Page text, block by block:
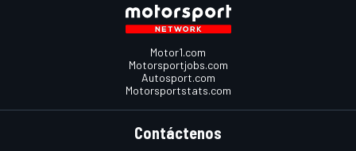
Motor1.com
Motorsportjobs.com
Autosport.com
Motorsportstats.com
Contáctenos